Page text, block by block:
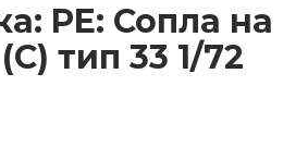
PE: Сопла на
тип 33 1/72